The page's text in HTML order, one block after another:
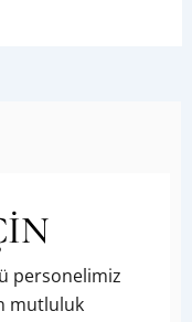
personelimiz
mutluluk